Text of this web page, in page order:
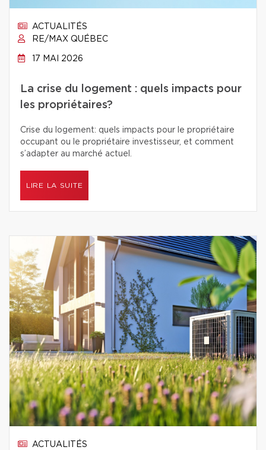
ACTUALITÉS
RE/MAX QUÉBEC
17 MAI 2026
La crise du logement : quels impacts pour
les propriétaires?
Crise du logement: quels impacts pour le propriétaire
occupant ou le propriétaire investisseur, et comment
s’adapter au marché actuel.
LIRE LA SUITE
ACTUALITÉS